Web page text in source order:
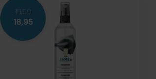
19,50
18,95